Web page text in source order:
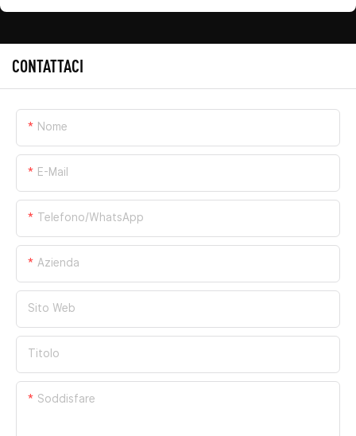
CONTATTACI
Nome
E-Mail
Telefono/WhatsApp
Azienda
Sito Web
Titolo
Soddisfare